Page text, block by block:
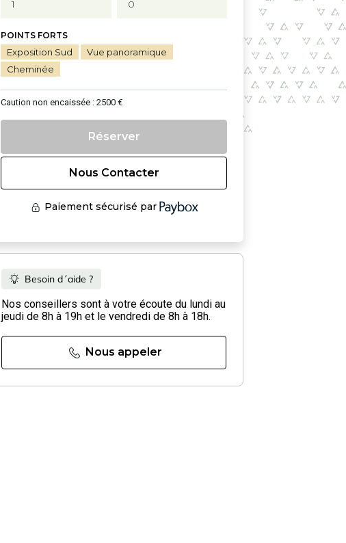
POINTS FORTS
Exposition Sud
Vue panoramique
Cheminée
Caution non encaissée : 2500 €
Réserver
Nous Contacter
Paiement sécurisé par
Besoin d´aide ?
Nos conseillers sont à votre écoute du lundi au
jeudi de 8h à 19h et le vendredi de 8h à 18h.
Nous appeler